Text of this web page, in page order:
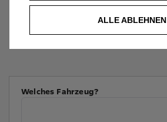
Welches Fahrzeug?
ALLE ABLEHNEN